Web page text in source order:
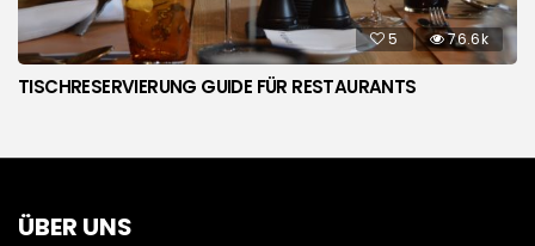
5 76.6k
TISCHRESERVIERUNG GUIDE FÜR RESTAURANTS
ÜBER UNS